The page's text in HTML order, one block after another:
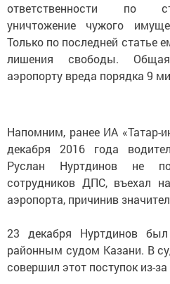
ответственности по
уничтожение чужого
Только по последней статье
лишения свободы.
аэропорту вреда порядка 9
Напомним, ранее ИА «Татар-
декабря 2016 года
Руслан Нуртдинов не
сотрудников ДПС, въехал
аэропорта, причинив
23 декабря Нуртдинов
районным судом Казани. В
совершил этот поступок из-